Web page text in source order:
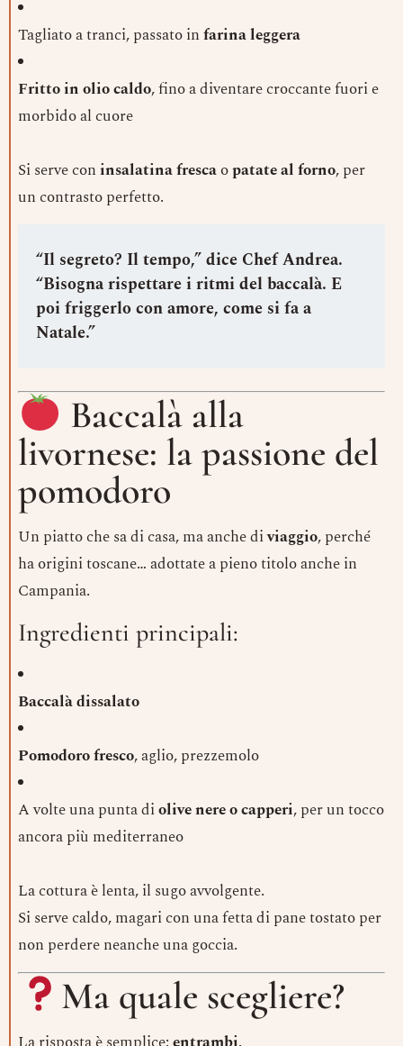
Tagliato a tranci, passato infarina leggera
Fritto in olio caldo, fino a diventare croccante fuori e
morbido al cuore
Si serve coninsalatina frescaopatate al forno, per
un contrasto perfetto.
“Il segreto? Il tempo,” dice Chef Andrea.
“Bisogna rispettare i ritmi del baccalà. E
poi friggerlo con amore, come si fa a
Natale.”
Baccalà alla
livornese: la passione del
pomodoro
Un piatto che sa di casa, ma anche diviaggio, perché
ha origini toscane… adottate a pieno titolo anche in
Campania.
Ingredienti principali:
Baccalà dissalato
Pomodoro fresco, aglio, prezzemolo
A volte una punta diolive nere o capperi, per un tocco
ancora più mediterraneo
La cottura è lenta, il sugo avvolgente.
Si serve caldo, magari con una fetta di pane tostato per
non perdere neanche una goccia.
Ma quale scegliere?